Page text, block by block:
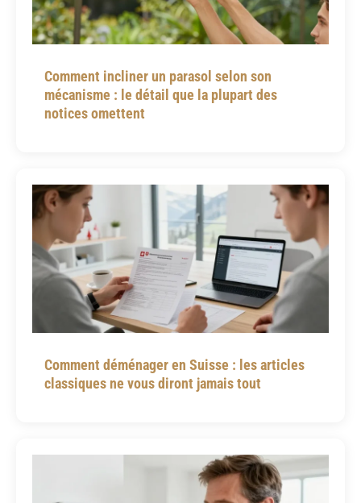
Comment incliner un parasol selon son
mécanisme : le détail que la plupart des
notices omettent
Comment déménager en Suisse : les articles
classiques ne vous diront jamais tout